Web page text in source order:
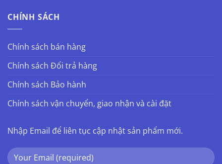
CHÍNH SÁCH
Chính sách bán hàng
Chính sách Đổi trả hàng
Chính sách Bảo hành
Chính sách vận chuyển, giao nhận và cài đặt
Nhập Email để liên tục cập nhật sản phẩm mới.